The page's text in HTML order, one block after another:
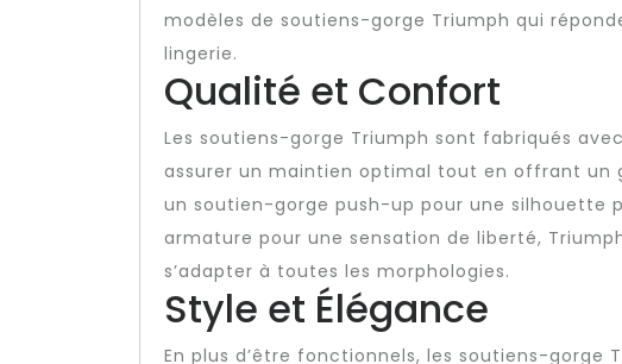
modèles de soutiens-gorge Triumph qui
lingerie.
Qualité et Confort
Les soutiens-gorge Triumph sont fabriqués
assurer un maintien optimal tout en offrant un
un soutien-gorge push-up pour une silhouette
armature pour une sensation de liberté,
s’adapter à toutes les morphologies.
Style et Élégance
En plus d’être fonctionnels, les soutiens-gorge